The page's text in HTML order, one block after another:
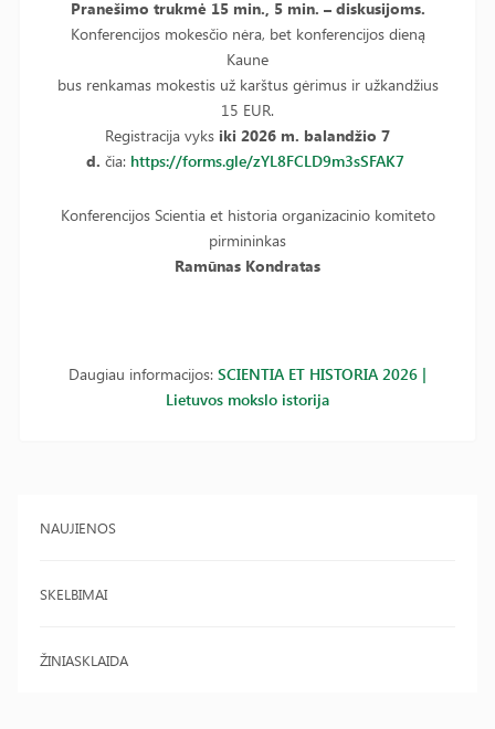
NAUJIENOS
SKELBIMAI
ŽINIASKLAIDA
Pranešimo trukmė 15 min., 5 min. – diskusijoms.
Konferencijos mokesčio nėra, bet konferencijos dieną
Kaune
bus renkamas mokestis už karštus gėrimus ir užkandžius
15 EUR.
Registracija vyks iki 2026 m. balandžio 7
d. čia: https://forms.gle/zYL8FCLD9m3sSFAK7
Konferencijos Scientia et historia organizacinio komiteto
pirmininkas
Ramūnas Kondratas
Daugiau informacijos: SCIENTIA ET HISTORIA 2026 |
Lietuvos mokslo istorija